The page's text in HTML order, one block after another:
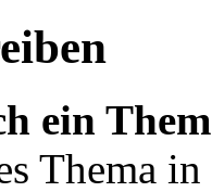
ein
Thema